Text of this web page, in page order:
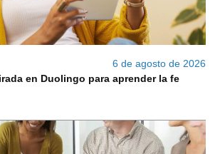
6 de agosto de 2026
en Duolingo para aprender la fe